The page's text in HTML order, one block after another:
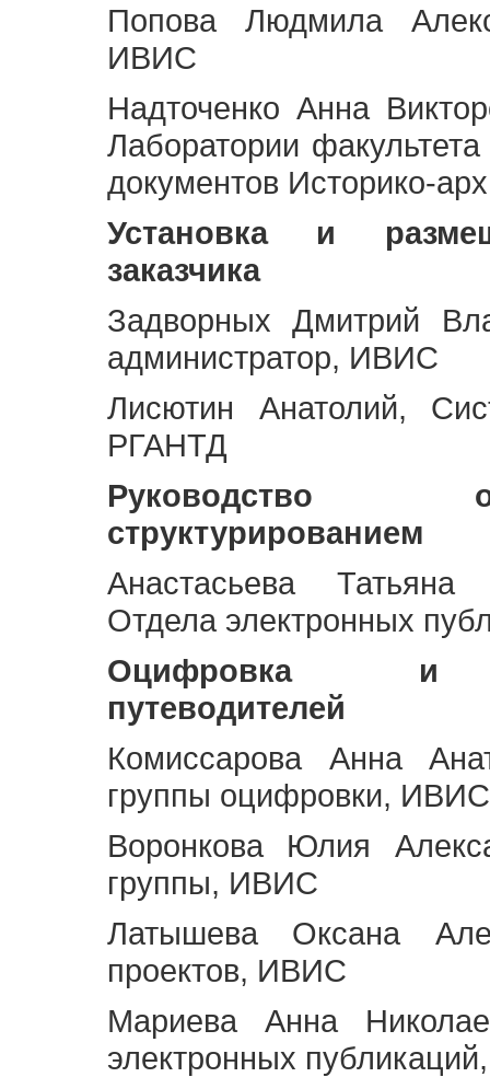
Попова Людмила
ИВИС
Надточенко Анна
Лаборатории
документов Историко-
Установка и
заказчика
Задворных Дмитрий
администратор, ИВИС
Лисютин Анатолий,
РГАНТД
Руководство
структурированием
Анастасьева Татьяна
Отдела электронных
Оцифровка и
путеводителей
Комиссарова Анна
группы оцифровки, ИВИС
Воронкова Юлия
группы, ИВИС
Латышева Оксана
проектов, ИВИС
Мариева Анна
электронных